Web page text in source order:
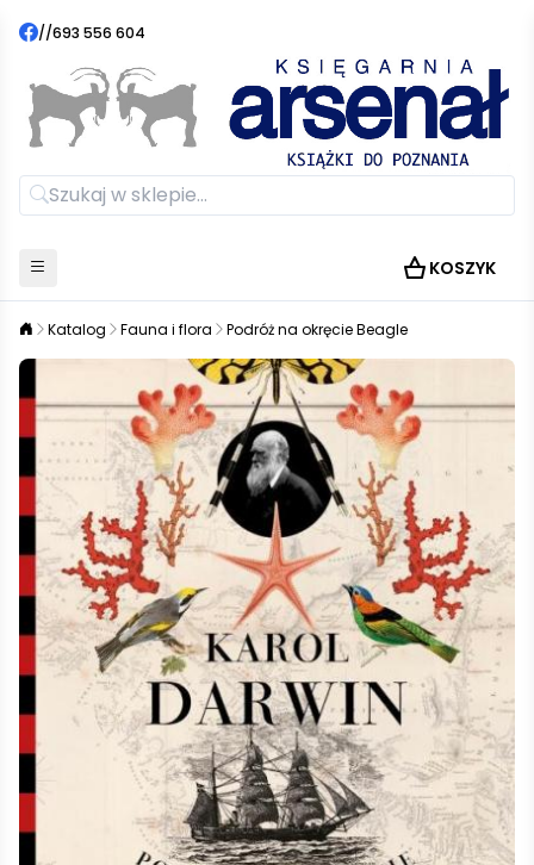
//693 556 604
KOSZYK
Katalog Fauna i flora Podróż na okręcie Beagle